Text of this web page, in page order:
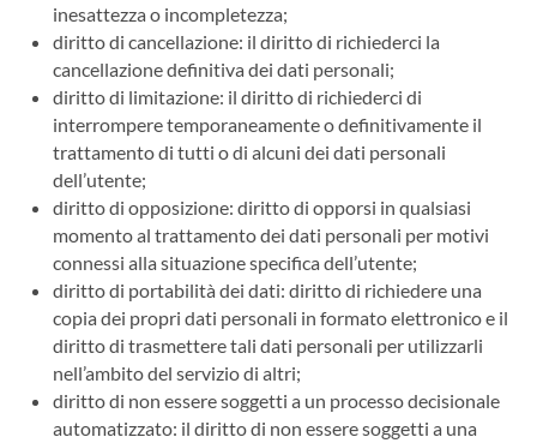
inesattezza o incompletezza;
diritto di cancellazione: il diritto di richiederci la
cancellazione definitiva dei dati personali;
diritto di limitazione: il diritto di richiederci di
interrompere temporaneamente o definitivamente il
trattamento di tutti o di alcuni dei dati personali
dell’utente;
diritto di opposizione: diritto di opporsi in qualsiasi
momento al trattamento dei dati personali per motivi
connessi alla situazione specifica dell’utente;
diritto di portabilità dei dati: diritto di richiedere una
copia dei propri dati personali in formato elettronico e il
diritto di trasmettere tali dati personali per utilizzarli
nell’ambito del servizio di altri;
diritto di non essere soggetti a un processo decisionale
automatizzato: il diritto di non essere soggetti a una